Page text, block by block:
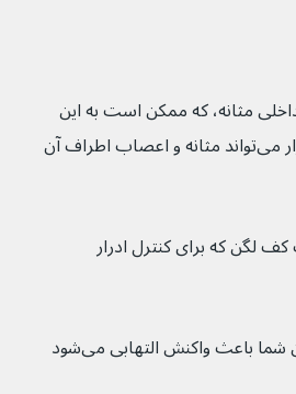
مثانه، که ممکن است به این
معنی باشد که ادرار می‌تواند مثانه و اعصاب اطراف آن
لگن که برای کنترل ادرار
باعث واکنش التهابی می‌شود